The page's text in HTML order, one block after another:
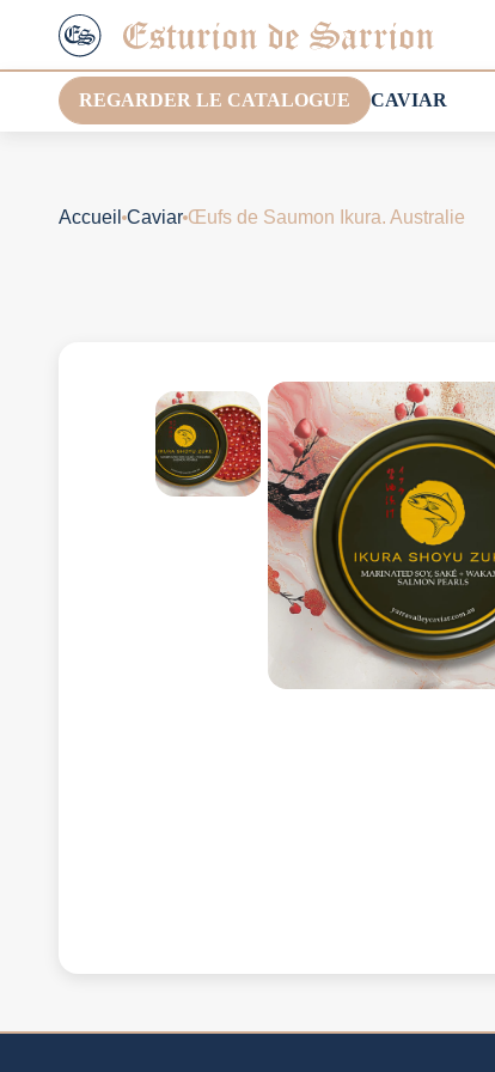
REGARDER LE CATALOGUE CAVIAR
Accueil Caviar Œufs de Saumon Ikura. Australie